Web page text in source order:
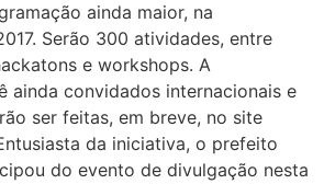
ainda maior, na
Serão 300 atividades, entre
e workshops. A
ainda convidados internacionais e
ser feitas, em breve, no site
da iniciativa, o prefeito
do evento de divulgação nesta